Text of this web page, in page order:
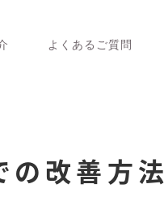
よくあるご質問
の改善方法